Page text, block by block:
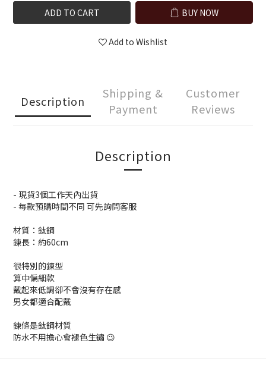
ADD TO CART BUY NOW
Add to Wishlist
Description
Shipping &
Payment
Customer
Reviews
Description
- 現貨3個工作天內出貨
- 每款預購時間不同 可先詢問客服
材質：鈦鋼
鍊長：約60cm
很特別的鍊型
算中偏細款
戴起來低調卻不會沒有存在感
男女都適合配戴
鍊條是鈦鋼材質
防水不用擔心會褪色生鏽 😉